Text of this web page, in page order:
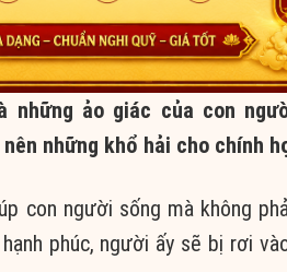
ảo giác của con
những khổ hải cho chính
con người sống mà không
phúc, người ấy sẽ bị rơi